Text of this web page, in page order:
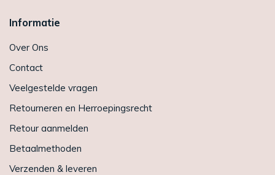
Informatie
Over Ons
Contact
Veelgestelde vragen
Retourneren en Herroepingsrecht
Retour aanmelden
Betaalmethoden
Verzenden & leveren